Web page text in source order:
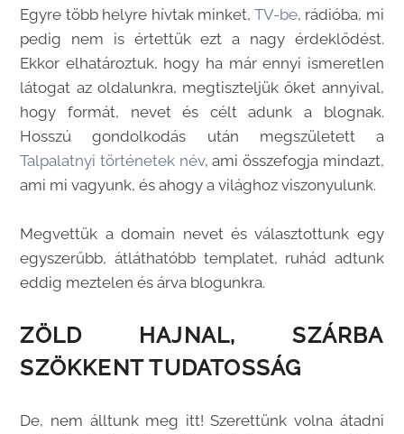
Egyre több helyre hívtak minket, TV-be, rádióba, mi
pedig nem is értettük ezt a nagy érdeklődést.
Ekkor elhatároztuk, hogy ha már ennyi ismeretlen
látogat az oldalunkra, megtiszteljük őket annyival,
hogy formát, nevet és célt adunk a blognak.
Hosszú gondolkodás után megszületett a
Talpalatnyi történetek név, ami összefogja mindazt,
ami mi vagyunk, és ahogy a világhoz viszonyulunk.
Megvettük a domain nevet és választottunk egy
egyszerűbb, átláthatóbb templatet, ruhád adtunk
eddig meztelen és árva blogunkra.
ZÖLD HAJNAL, SZÁRBA
SZÖKKENT TUDATOSSÁG
De, nem álltunk meg itt! Szerettünk volna átadni